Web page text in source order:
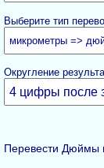
Выберите тип
Округление
Перевести Дюймы